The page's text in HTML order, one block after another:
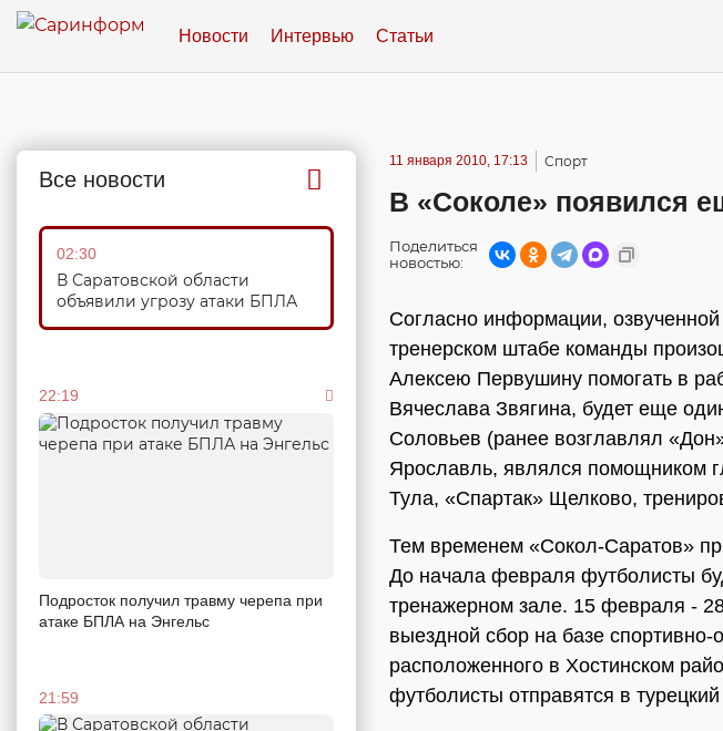
Новости Интервью Статьи
Все новости
02:30
В Саратовской области
объявили угрозу атаки БПЛА
22:19
Подросток получил травму черепа при
атаке БПЛА на Энгельс
21:59
11 января 2010, 17:13 Спорт
В «Соколе» появился
Поделиться
новостью:
Согласно информации,
тренерском штабе команды
Алексею Первушину помогать в
Вячеслава Звягина, будет еще
Соловьев (ранее возглавлял
Ярославль, являлся помощником
Тула, «Спартак» Щелково,
Тем временем «Сокол-Саратов»
До начала февраля футболисты
тренажерном зале. 15 февраля -
выездной сбор на базе спортивно-
расположенного в Хостинском
футболисты отправятся в